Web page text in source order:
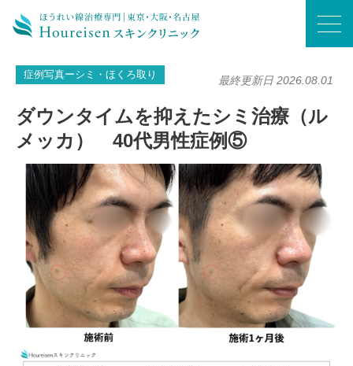
ダウンタイムを抑えたシミ治療（ルメッカ） 40代男性症例⑤
症例写真ーシミ・ほくろ取り 最終更新日 2026.08.01
ダウンタイムを抑えたシミ治療（ル
メッカ） 40代男性症例⑤